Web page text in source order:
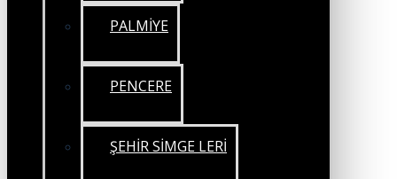
PALMİYE
PENCERE
ŞEHİR SİMGE LERİ